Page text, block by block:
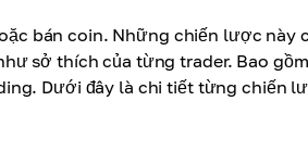
bán coin. Những chiến lược này
sở thích của từng trader. Bao
Dưới đây là chi tiết từng chiến